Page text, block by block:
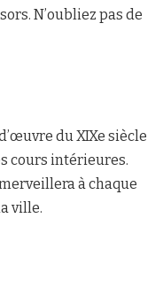
N’oubliez pas de
du XIXe siècle
cours intérieures.
à chaque
ville.